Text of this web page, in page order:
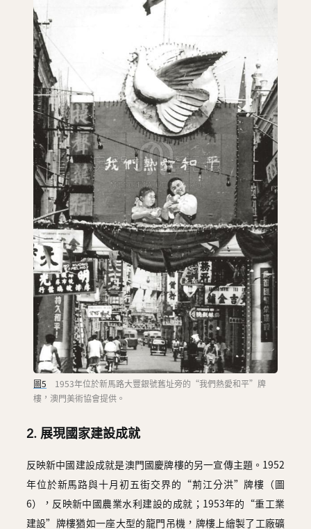
圖5 1953年位於新馬路大豐銀號舊址旁的“我們熱愛和平”牌
樓，澳門美術協會提供。
2. 展現國家建設成就
反映新中國建設成就是澳門國慶牌樓的另一宣傳主題。1952
年位於新馬路與十月初五街交界的“荊江分洪”牌樓（圖
6），反映新中國農業水利建設的成就；1953年的“重工業
建設”牌樓猶如一座大型的龍門吊機，牌樓上繪製了工廠礦